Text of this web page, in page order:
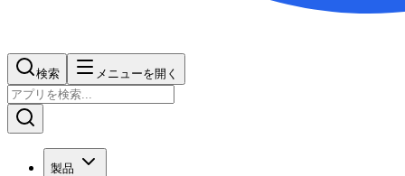
検索 メニューを開く
製品